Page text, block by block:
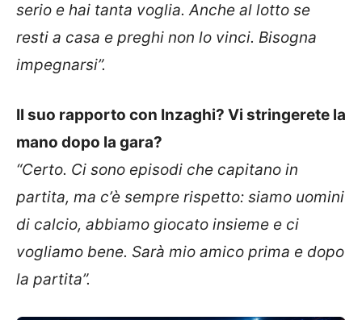
serio e hai tanta voglia. Anche al lotto se
resti a casa e preghi non lo vinci. Bisogna
impegnarsi”.
Il suo rapporto con Inzaghi? Vi stringerete la
mano dopo la gara?
“Certo. Ci sono episodi che capitano in
partita, ma c’è sempre rispetto: siamo uomini
di calcio, abbiamo giocato insieme e ci
vogliamo bene. Sarà mio amico prima e dopo
la partita”.